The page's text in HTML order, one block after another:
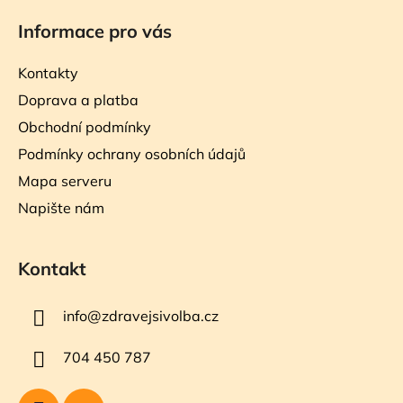
Informace pro vás
Kontakty
Doprava a platba
Obchodní podmínky
Podmínky ochrany osobních údajů
Mapa serveru
Napište nám
Kontakt
info@zdravejsivolba.cz
704 450 787